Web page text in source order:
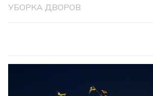
УБОРКА ДВОРОВ